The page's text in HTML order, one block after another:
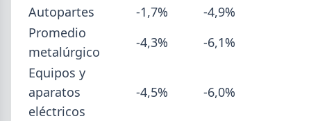
Autopartes
-1,7%
-4,9%
Promedio
metalúrgico
-4,3%
-6,1%
Equipos y
aparatos
eléctricos
-4,5% -6,0%